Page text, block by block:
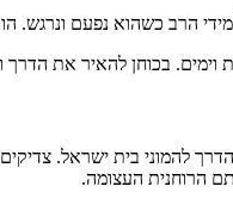
הרב כשהוא נפעם ונרגש.
וימים. בכוחן להאיר את
להמוני בית ישראל.
הרוחנית העצומה.